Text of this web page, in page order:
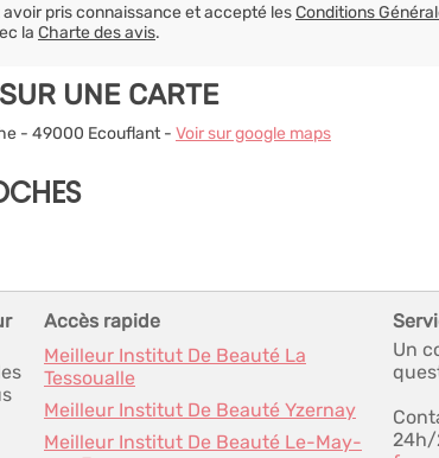
pris connaissance et accepté lesConditions
la Charte des avis.
UNE CARTE
- 49000 Ecouflant - Voir sur google maps
Accès rapide
Meilleur Institut De Beauté La
Tessoualle
Meilleur Institut De Beauté Yzernay
Meilleur Institut De Beauté Le-May-
Un
24h/